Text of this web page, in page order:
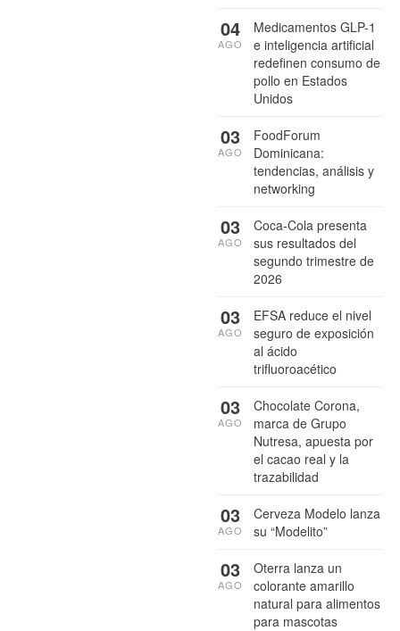
Medicamentos GLP-1
e inteligencia artificial
redefinen consumo de
pollo en Estados
Unidos
04
AGO
FoodForum
Dominicana:
tendencias, análisis y
networking
03
AGO
Coca-Cola presenta
sus resultados del
segundo trimestre de
2026
03
AGO
EFSA reduce el nivel
seguro de exposición
al ácido
trifluoroacético
03
AGO
Chocolate Corona,
marca de Grupo
Nutresa, apuesta por
el cacao real y la
trazabilidad
03
AGO
Cerveza Modelo lanza
su “Modelito”
03
AGO
Oterra lanza un
colorante amarillo
natural para alimentos
para mascotas
03
AGO